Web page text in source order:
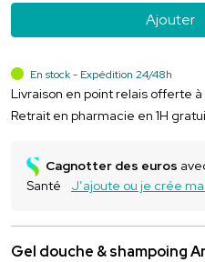
Ajouter
En stock - Expédition 24/48h
Livraison en point relais offerte
Retrait en pharmacie en 1H
Cagnotter des euros
Santé
J’ajoute ou je crée
Gel douche & shampoing